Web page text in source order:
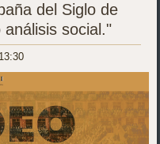
del Siglo de
social."
13:30